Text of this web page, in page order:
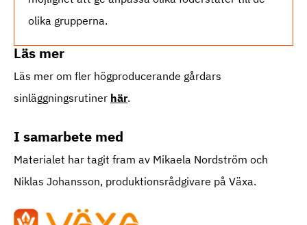
olika grupperna.
Läs mer
Läs mer om fler högproducerande gårdars
sinläggningsrutiner här.
I samarbete med
Materialet har tagit fram av Mikaela Nordström och
Niklas Johansson, produktionsrådgivare på Växa.